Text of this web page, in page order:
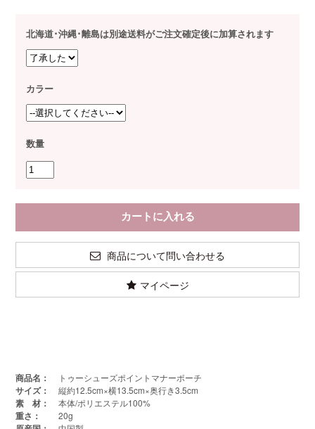
北海道･沖縄･離島は別途送料がご注文確定後に加算されます
カラー
数量
商品について問い合わせる
マイページ
商品名： トゥーシューズポイントマナーポーチ
サイズ： 縦約12.5cm×横13.5cm×奥行き3.5cm
素 材： 本体/ポリエステル100%
重さ： 20g